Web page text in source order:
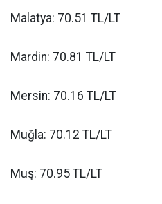
Malatya: 70.51 TL/LT
Mardin: 70.81 TL/LT
Mersin: 70.16 TL/LT
Muğla: 70.12 TL/LT
Muş: 70.95 TL/LT